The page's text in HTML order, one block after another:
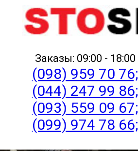
Заказы: 09:00 - 18:00
(098) 959 70 76;
(044) 247 99 86;
(093) 559 09 67;
(099) 974 78 66;